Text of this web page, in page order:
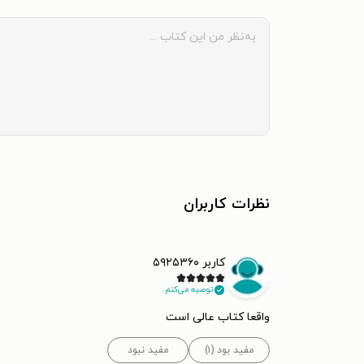
نظرات کاربران
کاربر ۵۹۲۵۳۶۰
توصیه می‌کنم.
واقعا کتاب عالی است
مفید بود (۱) مفید نبود